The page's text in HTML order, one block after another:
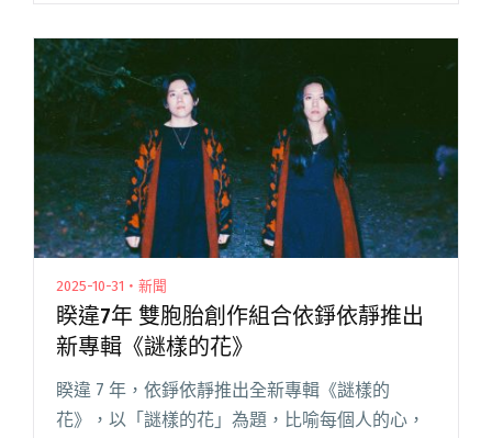
全文 "icyball冰球樂團新專輯《我很抱歉》 聯手
金曲製作人陳君豪 、黃少雍、陳建瑋、鍾濰宇操
2025-10-31・新聞
睽違7年 雙胞胎創作組合依錚依靜推出
新專輯《謎樣的花》
睽違 7 年，依錚依靜推出全新專輯《謎樣的
花》，以「謎樣的花」為題，比喻每個人的心，